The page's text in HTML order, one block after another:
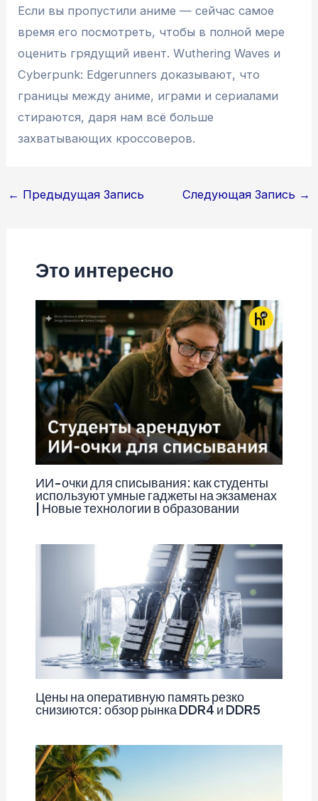
Если вы пропустили аниме — сейчас самое
время его посмотреть, чтобы в полной мере
оценить грядущий ивент. Wuthering Waves и
Cyberpunk: Edgerunners доказывают, что
границы между аниме, играми и сериалами
стираются, даря нам всё больше
захватывающих кроссоверов.
Навигация
← Предыдущая Запись Следующая Запись →
Это интересно
ИИ-очки для списывания: как студенты
используют умные гаджеты на экзаменах
| Новые технологии в образовании
Цены на оперативную память резко
снизиются: обзор рынка DDR4 и DDR5